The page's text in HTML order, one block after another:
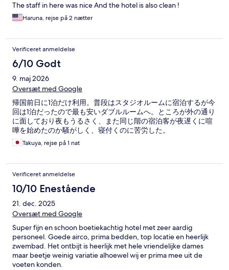
The staff in here was nice And the hotel is also clean !
Haruna, rejse på 2 nætter
Verificeret anmeldelse
6/10 Godt
9. maj 2026
Oversæt med Google
帰国前日に1泊だけ利用。普段はスタジオルームに宿泊するが今
回は1泊だったので最も安いダブルルームへ。ところが外の通り
に面しており夜もうるさく、また同じ階の宿泊客が夜遅くに喧
嘩を始めたのか騒がしく、寝付くのに苦労した。
Takuya, rejse på 1 nat
Verificeret anmeldelse
10/10 Enestående
21. dec. 2025
Oversæt med Google
Super fijn en schoon boetiekachtig hotel met zeer aardig
personeel. Goede airco, prima bedden, top locatie en heerlijk
zwembad. Het ontbijt is heerlijk met hele vriendelijke dames
maar beetje weinig variatie alhoewel wij er prima mee uit de
voeten konden.